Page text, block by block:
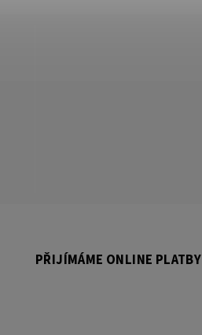
PŘIJÍMÁME ONLINE PLATBY